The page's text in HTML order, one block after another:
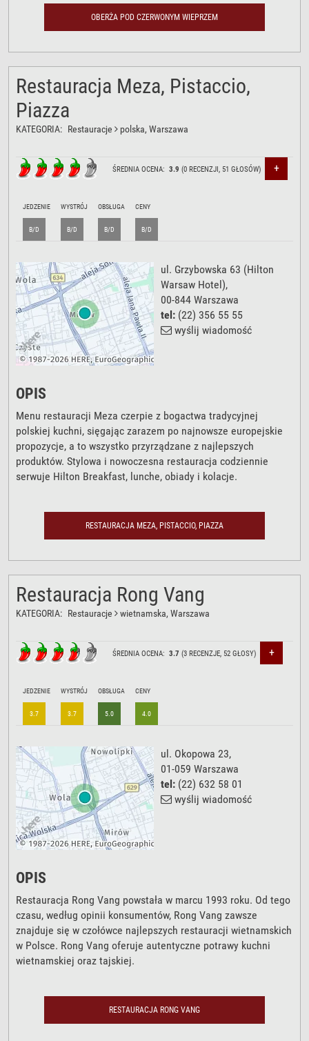
OBERŻA POD CZERWONYM WIEPRZEM
Restauracja Meza, Pistaccio,
Piazza
KATEGORIA: Restauracje polska, Warszawa
ŚREDNIA OCENA:3.9 (0 RECENZJI, 51 GŁOSÓW) +
JEDZENIE
B/D
WYSTRÓJ
B/D
OBSŁUGA
B/D
CENY
B/D
ul. Grzybowska 63 (Hilton
Warsaw Hotel),
00-844 Warszawa
tel: (22) 356 55 55
wyślij wiadomość
OPIS
Menu restauracji Meza czerpie z bogactwa tradycyjnej
polskiej kuchni, sięgając zarazem po najnowsze europejskie
propozycje, a to wszystko przyrządzane z najlepszych
produktów. Stylowa i nowoczesna restauracja codziennie
serwuje Hilton Breakfast, lunche, obiady i kolacje.
RESTAURACJA MEZA, PISTACCIO, PIAZZA
Restauracja Rong Vang
KATEGORIA: Restauracje wietnamska, Warszawa
ŚREDNIA OCENA:3.7 (3 RECENZJE, 52 GŁOSY) +
JEDZENIE
3.7
WYSTRÓJ
3.7
OBSŁUGA
5.0
CENY
4.0
ul. Okopowa 23,
01-059 Warszawa
tel: (22) 632 58 01
wyślij wiadomość
OPIS
Restauracja Rong Vang powstała w marcu 1993 roku. Od tego
czasu, według opinii konsumentów, Rong Vang zawsze
znajduje się w czołówce najlepszych restauracji wietnamskich
w Polsce. Rong Vang oferuje autentyczne potrawy kuchni
wietnamskiej oraz tajskiej.
RESTAURACJA RONG VANG